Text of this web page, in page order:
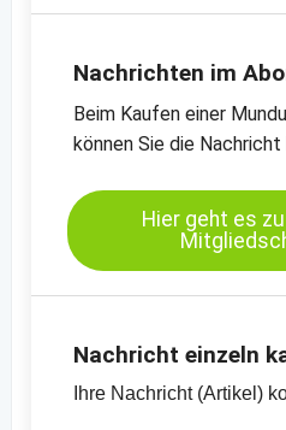
- Einschätzungen und
- Offizielle
- Preischarts,
Kassamarkt - Sojaschrot
Kassamarkt - Rapssaat
Nachrichten im
Beim Kaufen einer
können Sie die
Hier geht es
Nachricht einzeln
Ihre Nachricht (Artikel)